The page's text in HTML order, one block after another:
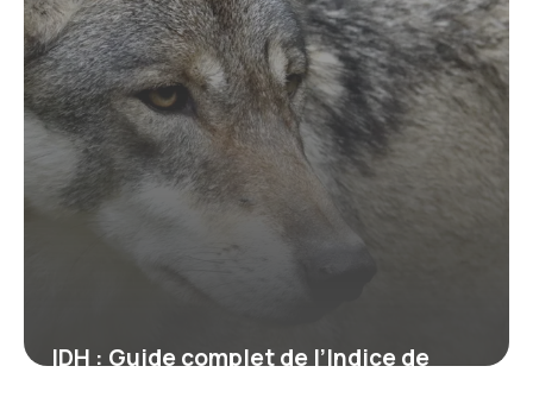
IDH : Guide complet de l’Indice de